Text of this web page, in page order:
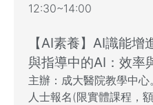
12:30~14:00
【AI素養】AI識能
與指導中的AI：效率
主辦：成大醫院教學中
人士報名(限實體課程，額